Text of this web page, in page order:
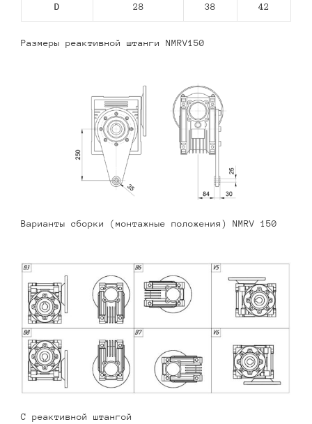
D 28 38 42
Размеры реактивной штанги NMRV150
Варианты сборки (монтажные положения) NMRV 150
С реактивной штангой